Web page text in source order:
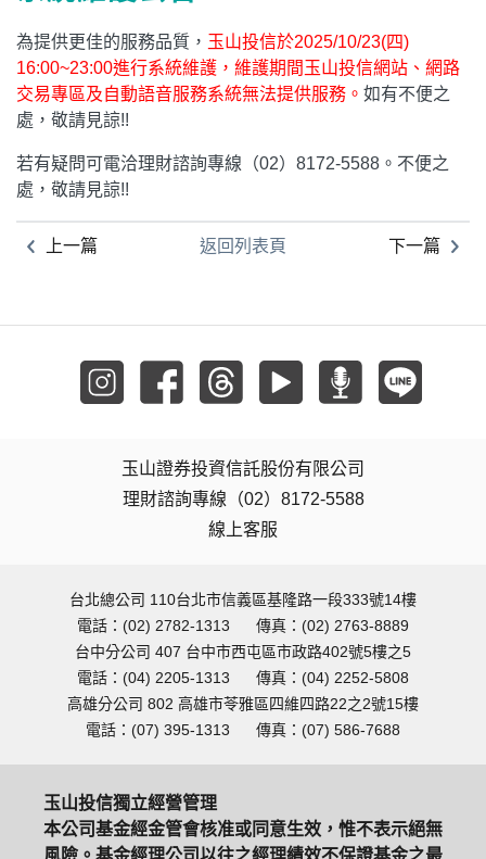
為提供更佳的服務品質， 玉山投信於2025/10/23(四)
16:00~23:00進行系統維護，維護期間玉山投信網站、網路
交易專區及自動語音服務系統無法提供服務。 如有不便之
處，敬請見諒!!
若有疑問可電洽理財諮詢專線（02）8172-5588。不便之
處，敬請見諒!!
上一篇 返回列表頁 下一篇
玉山證券投資信託股份有限公司
理財諮詢專線（02）8172-5588
線上客服
台北總公司 110台北市信義區基隆路一段333號14樓
電話：(02) 2782-1313
傳真：(02) 2763-8889
台中分公司 407 台中市西屯區市政路402號5樓之5
電話：(04) 2205-1313
傳真：(04) 2252-5808
高雄分公司 802 高雄市苓雅區四維四路22之2號15樓
電話：(07) 395-1313
傳真：(07) 586-7688
玉山投信獨立經營管理
本公司基金經金管會核准或同意生效，惟不表示絕無
風險。基金經理公司以往之經理績效不保證基金之最